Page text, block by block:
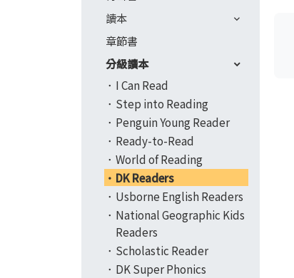
讀本
章節書
分級讀本
I Can Read
Step into Reading
Penguin Young Reader
Ready-to-Read
World of Reading
DK Readers
Usborne English Readers
National Geographic Kids
Readers
Scholastic Reader
DK Super Phonics